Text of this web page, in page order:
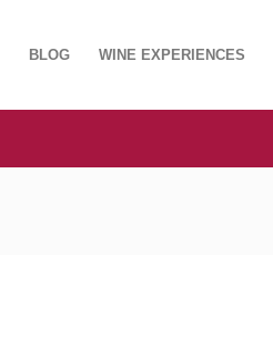
BLOG WINE EXPERIENCES